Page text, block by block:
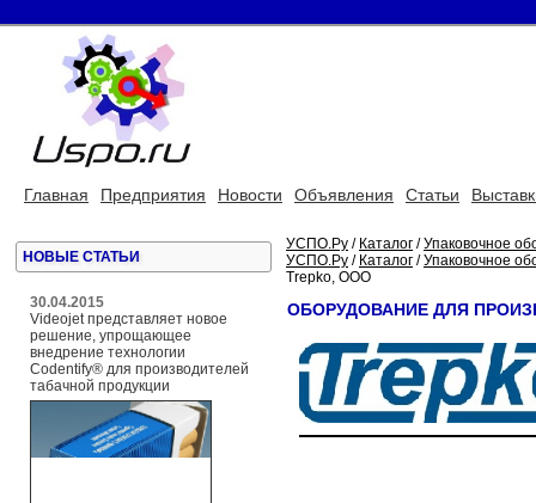
Главная Предприятия Новости Объявления Статьи
НОВЫЕ СТАТЬИ
30.04.2015
Videojet представляет новое
решение, упрощающее
внедрение технологии
Codentify® для производителей
табачной продукции
УСПО.Ру / Каталог /Упаковочное
УСПО.Ру / Каталог /Упаковочное
Trepko, OOO
ОБОРУДОВАНИЕ ДЛЯ